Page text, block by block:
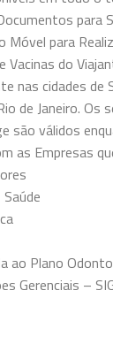
para
para
Vacinas do
nas cidades de
de Janeiro. Os
são válidos
as Empresas
ao Plano
Gerenciais –